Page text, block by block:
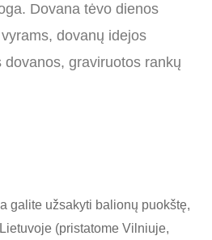
Dovana tėvo dienos
dovanų idejos
graviruotos rankų
galite užsakyti balionų puokštę,
(pristatome Vilniuje,